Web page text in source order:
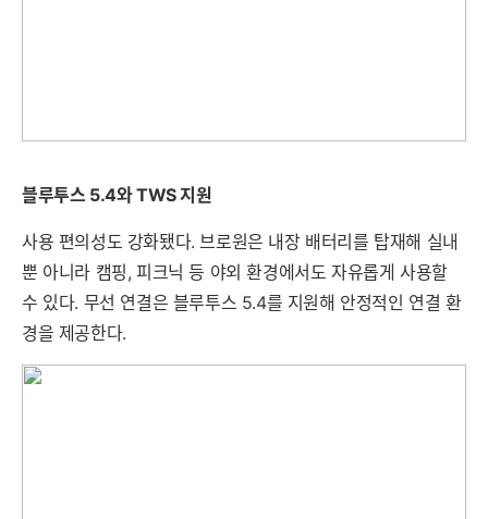
블루투스 5.4와 TWS 지원
사용 편의성도 강화됐다. 브로원은 내장 배터리를 탑재해 실내
뿐 아니라 캠핑, 피크닉 등 야외 환경에서도 자유롭게 사용할
수 있다. 무선 연결은 블루투스 5.4를 지원해 안정적인 연결 환
경을 제공한다.